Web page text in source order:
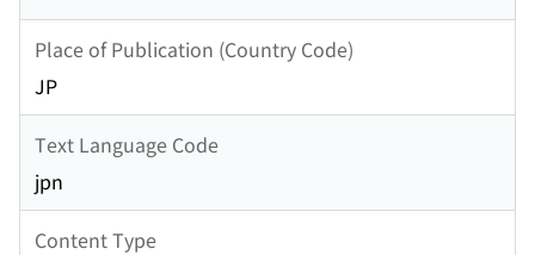
Place of Publication (Country Code)
JP
Text Language Code
jpn
Content Type